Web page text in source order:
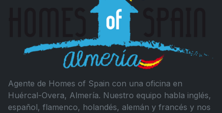
Agente de Homes of Spain con una oficina en
Huércal-Overa, Almería. Nuestro equipo habla inglés,
español, flamenco, holandés, alemán y francés y nos